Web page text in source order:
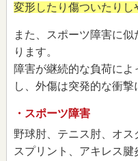
変形したり傷ついたりし
また、スポーツ障害に
ります。
障害が継続的な負荷に
し、外傷は突発的な衝撃
・スポーツ障害
野球肘、テニス肘、オ
スプリント、アキレス